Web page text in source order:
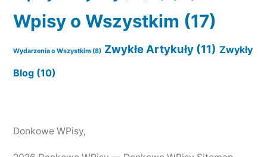
Wpisy o Wszystkim (17)
Wydarzenia o Wszystkim (8) Zwykłe Artykuły (11) Zwykły
Blog (10)
Donkowe WPisy,